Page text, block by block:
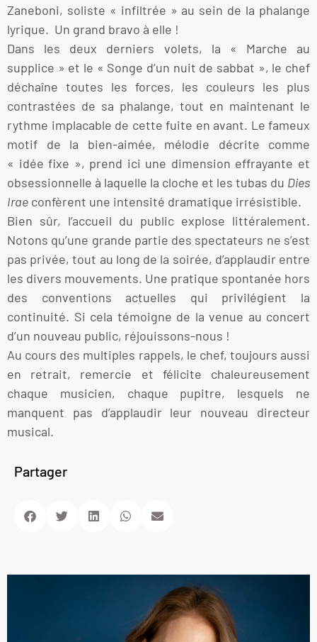
Zaneboni, soliste « infiltrée » au sein de la phalange
lyrique. Un grand bravo à elle !
Dans les deux derniers volets, la « Marche au
supplice » et le « Songe d’un nuit de sabbat », le chef
déchaîne toutes les forces, les couleurs les plus
contrastées de sa phalange, tout en maintenant le
rythme implacable de cette fuite en avant. Le fameux
motif de la bien-aimée, mélodie décrite comme
« idée fixe », prend ici une dimension effrayante et
obsessionnelle à laquelle la cloche et les tubas du Dies
Irae confèrent une intensité dramatique irrésistible.
Bien sûr, l’accueil du public explose littéralement.
Notons qu’une grande partie des spectateurs ne s’est
pas privée, tout au long de la soirée, d’applaudir entre
les divers mouvements. Une pratique spontanée hors
des conventions actuelles qui privilégient la
continuité. Si cela témoigne de la venue au concert
d’un nouveau public, réjouissons-nous !
Au cours des multiples rappels, le chef, toujours aussi
en retrait, remercie et félicite chaleureusement
chaque musicien, chaque pupitre, lesquels ne
manquent pas d’applaudir leur nouveau directeur
musical.
Partager